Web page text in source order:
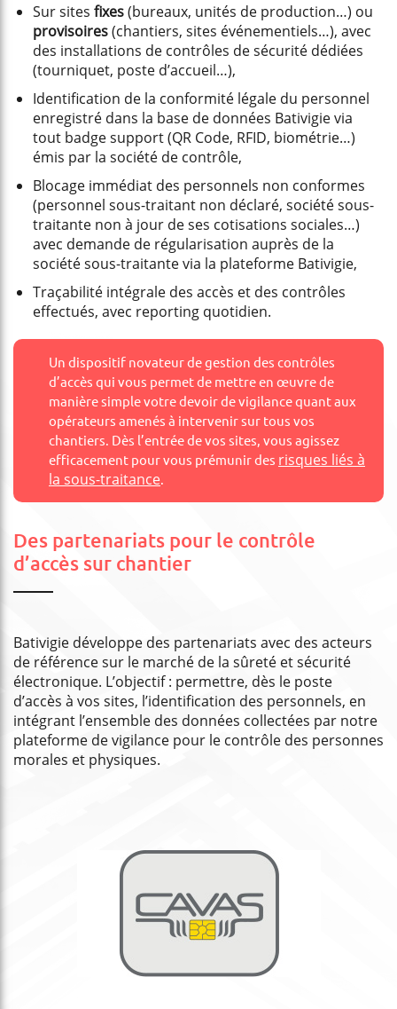
Sur sites fixes(bureaux, unités de production…) ou
provisoires(chantiers, sites événementiels…), avec
des installations de contrôles de sécurité dédiées
(tourniquet, poste d’accueil…),
Identification de la conformité légale du personnel
enregistré dans la base de données Bativigie via
tout badge support (QR Code, RFID, biométrie…)
émis par la société de contrôle,
Blocage immédiat des personnels non conformes
(personnel sous-traitant non déclaré, société sous-
traitante non à jour de ses cotisations sociales…)
avec demande de régularisation auprès de la
société sous-traitante via la plateforme Bativigie,
Traçabilité intégrale des accès et des contrôles
effectués, avec reporting quotidien.
Un dispositif novateur de gestion des contrôles
d’accès qui vous permet de mettre en œuvre de
manière simple votre devoir de vigilance quant aux
opérateurs amenés à intervenir sur tous vos
chantiers. Dès l’entrée de vos sites, vous agissez
efficacement pour vous prémunir des risques liés à
la sous-traitance.
Des partenariats pour le contrôle
d’accès sur chantier
Bativigie développe des partenariats avec des acteurs
de référence sur le marché de la sûreté et sécurité
électronique. L’objectif : permettre, dès le poste
d’accès à vos sites, l’identification des personnels, en
intégrant l’ensemble des données collectées par notre
plateforme de vigilance pour le contrôle des personnes
morales et physiques.